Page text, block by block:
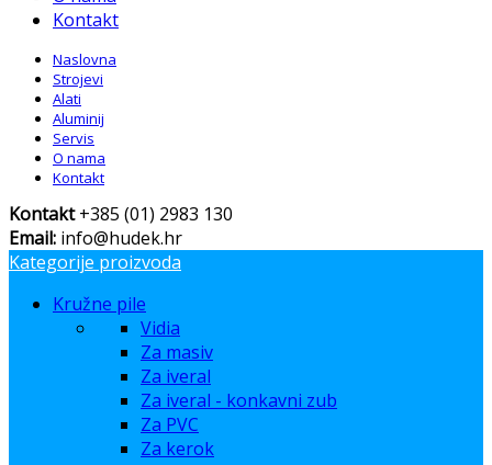
Kontakt
Naslovna
Strojevi
Alati
Aluminij
Servis
O nama
Kontakt
Kontakt+385 (01) 2983 130
Email: info@hudek.hr
Kategorije proizvoda
Kružne pile
Vidia
Za masiv
Za iveral
Za iveral - konkavni zub
Za PVC
Za kerok